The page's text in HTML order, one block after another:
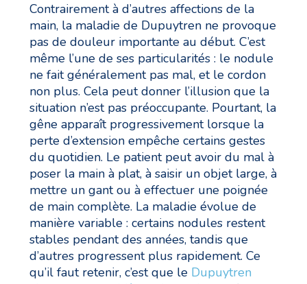
Contrairement à d’autres affections de la
main, la maladie de Dupuytren ne provoque
pas de douleur importante au début. C’est
même l’une de ses particularités : le nodule
ne fait généralement pas mal, et le cordon
non plus. Cela peut donner l’illusion que la
situation n’est pas préoccupante. Pourtant, la
gêne apparaît progressivement lorsque la
perte d’extension empêche certains gestes
du quotidien. Le patient peut avoir du mal à
poser la main à plat, à saisir un objet large, à
mettre un gant ou à effectuer une poignée
de main complète. La maladie évolue de
manière variable : certains nodules restent
stables pendant des années, tandis que
d’autres progressent plus rapidement. Ce
qu’il faut retenir, c’est que le Dupuytren